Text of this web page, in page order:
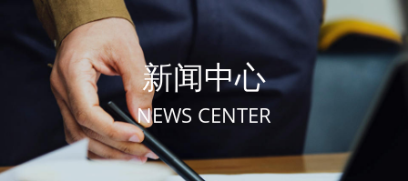
新闻中心
NEWS CENTER